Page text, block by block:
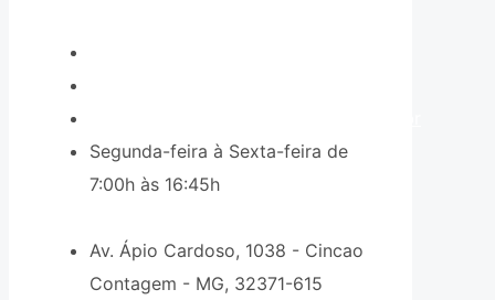
Segunda-feira à Sexta-feira de
7:00h às 16:45h
Av. Ápio Cardoso, 1038 - Cincao
Contagem - MG, 32371-615